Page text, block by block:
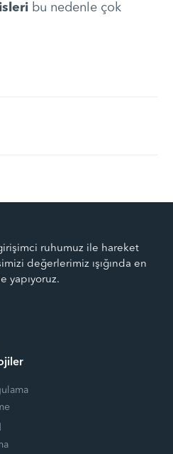
bu nedenle çok
ruhumuz ile hareket
değerlerimiz ışığında en
yapıyoruz.